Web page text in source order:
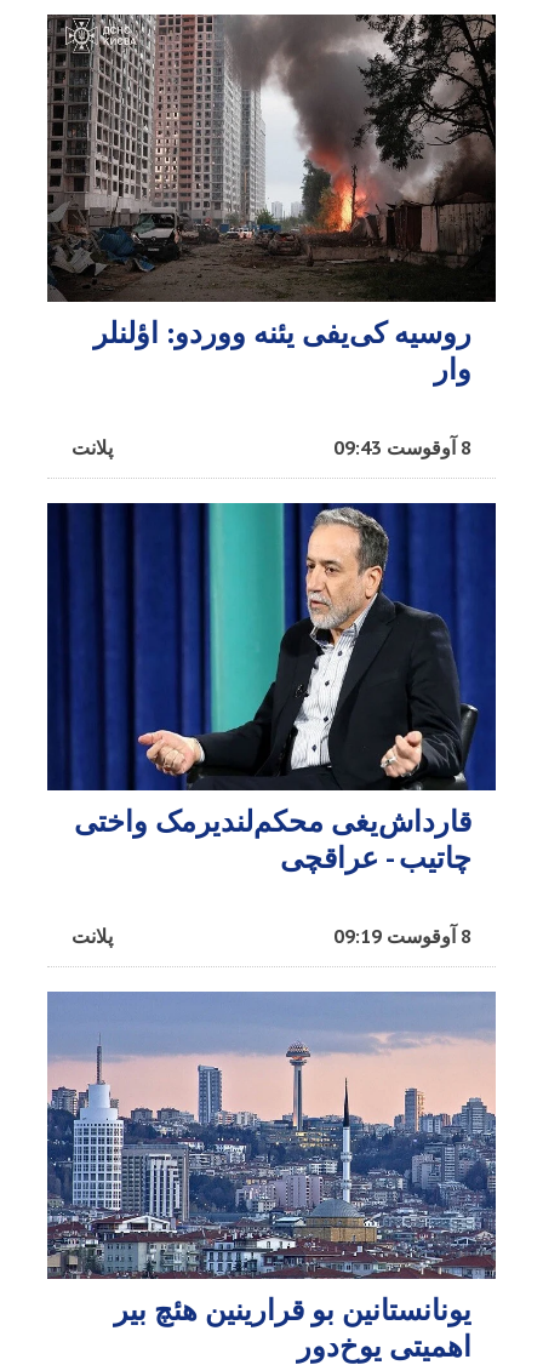
روسیه کی‌یفی یئنه ووردو: اؤلنلر
وار
پلانت 8 آوقوست 09:43
قارداش‌یغی محکم‌لندیرمک واختی
چاتیب - عراقچی
پلانت 8 آوقوست 09:19
یونانستانین بو قرارینین هئچ بیر
اهمیتی یوخ‌دور